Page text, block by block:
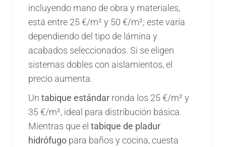
incluyendo mano de obra y materiales,
está entre 25 €/m² y 50 €/m²; este varía
dependiendo del tipo de lámina y
acabados seleccionados. Si se eligen
sistemas dobles con aislamientos, el
precio aumenta.
Un tabique estándar ronda los 25 €/m² y
35 €/m², ideal para distribución básica.
Mientras que el tabique de pladur
hidrófugo para baños y cocina, cuesta